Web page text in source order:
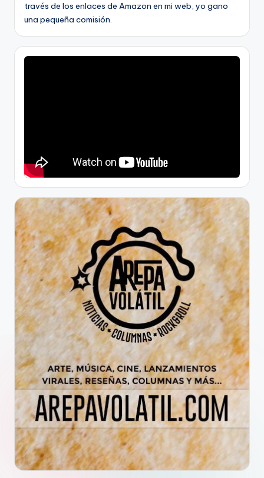
través de los enlaces de Amazon en mi web, yo gano
una pequeña comisión.